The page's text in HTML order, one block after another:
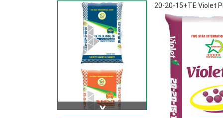
phẩm
20-20-15+TE Violet